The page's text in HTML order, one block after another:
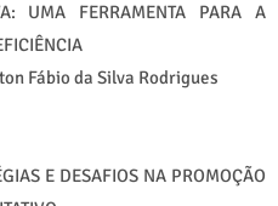
UMA FERRAMENTA PARA A
Fábio da Silva Rodrigues
E DESAFIOS NA PROMOÇÃO